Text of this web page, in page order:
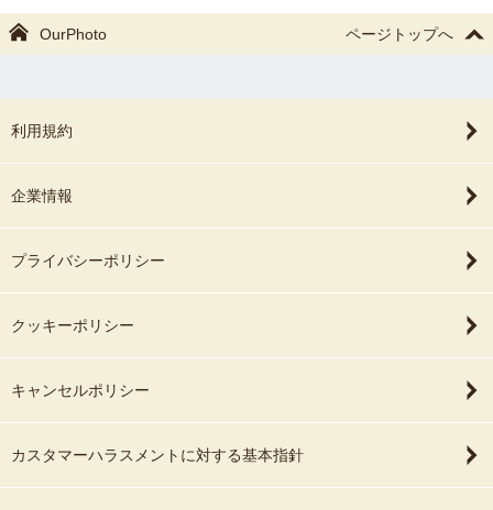
OurPhoto ページトップへ
利用規約
企業情報
プライバシーポリシー
クッキーポリシー
キャンセルポリシー
カスタマーハラスメントに対する基本指針